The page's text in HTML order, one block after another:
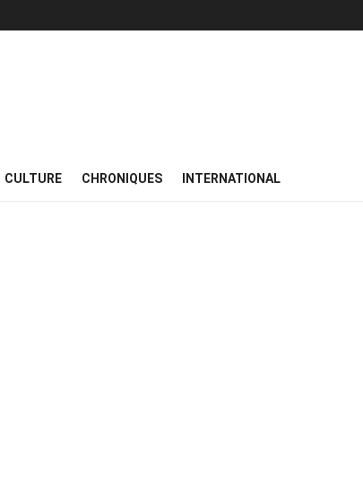
CULTURE CHRONIQUES INTERNATIONAL